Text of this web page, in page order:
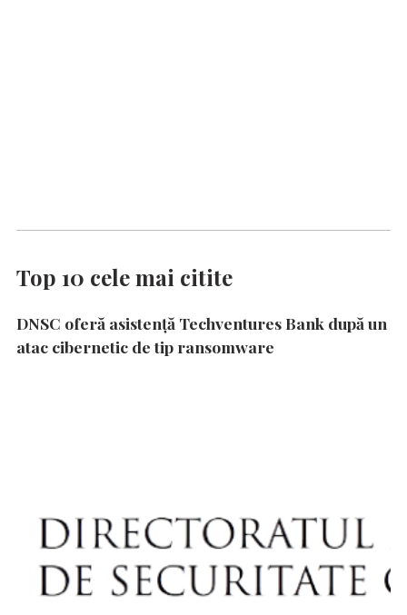
Top 10 cele mai citite
DNSC oferă asistență Techventures Bank după un
atac cibernetic de tip ransomware